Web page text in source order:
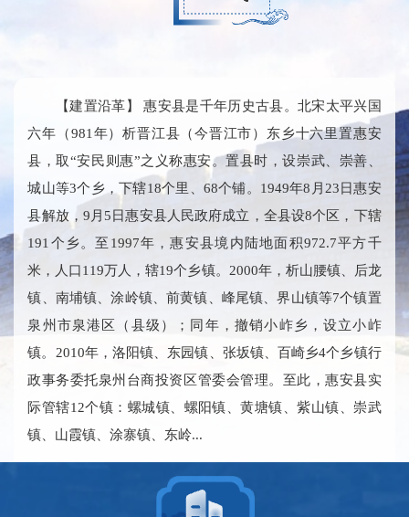
【建置沿革】 惠安县是千年历史古县。北宋太平兴国
六年（981年）析晋江县（今晋江市）东乡十六里置惠安
县，取“安民则惠”之义称惠安。置县时，设崇武、崇善、
城山等3个乡，下辖18个里、68个铺。1949年8月23日惠安
县解放，9月5日惠安县人民政府成立，全县设8个区，下辖
191个乡。至1997年，惠安县境内陆地面积972.7平方千
米，人口119万人，辖19个乡镇。2000年，析山腰镇、后龙
镇、南埔镇、涂岭镇、前黄镇、峰尾镇、界山镇等7个镇置
泉州市泉港区（县级）；同年，撤销小岞乡，设立小岞
镇。2010年，洛阳镇、东园镇、张坂镇、百崎乡4个乡镇行
政事务委托泉州台商投资区管委会管理。至此，惠安县实
际管辖12个镇：螺城镇、螺阳镇、黄塘镇、紫山镇、崇武
镇、山霞镇、涂寨镇、东岭...